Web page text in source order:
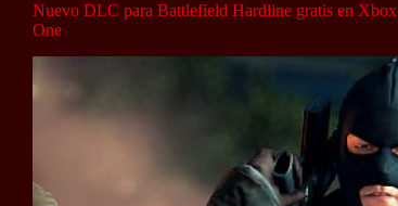
Nuevo DLC para Battlefield Hardline gratis en Xbox
One